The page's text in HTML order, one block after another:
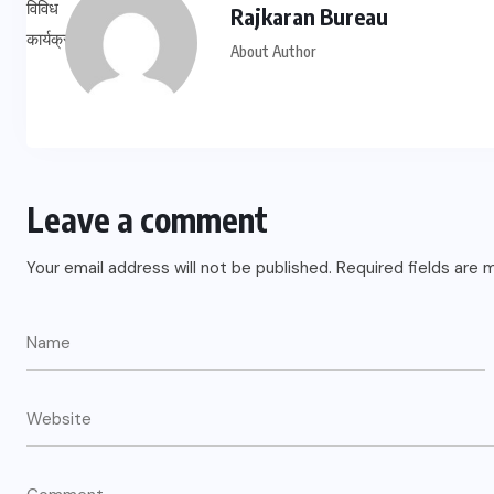
Rajkaran Bureau
About Author
Leave a comment
Your email address will not be published. Required fields are